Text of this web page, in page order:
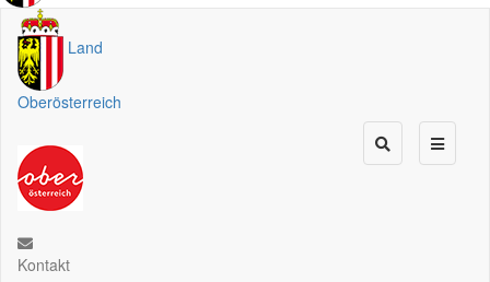
Land
Oberösterreich
Kontakt